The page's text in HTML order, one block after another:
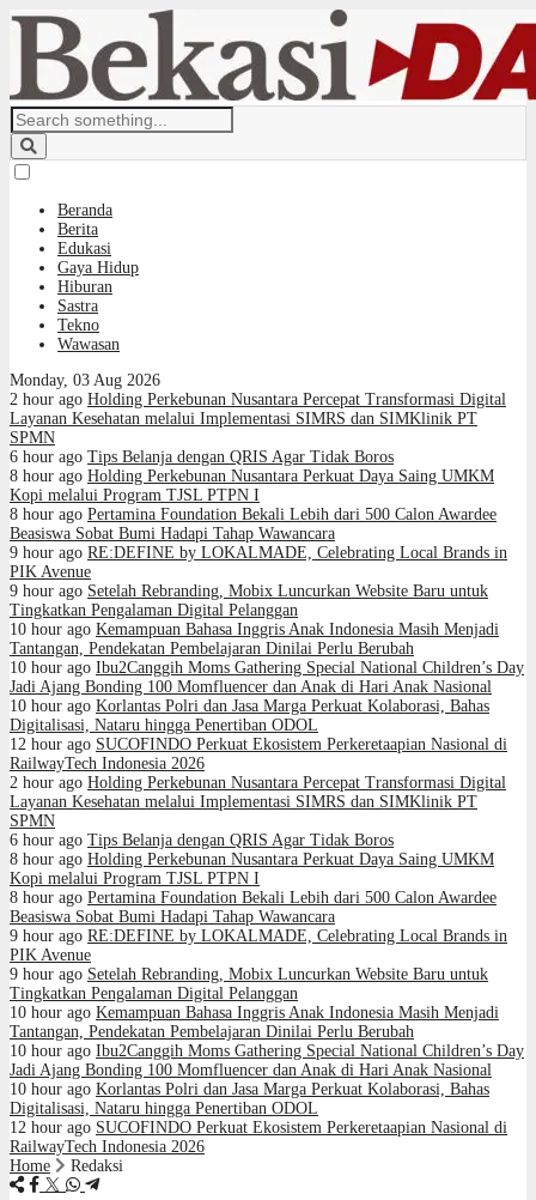
Beranda
Berita
Edukasi
Gaya Hidup
Hiburan
Sastra
Tekno
Wawasan
Monday, 03 Aug 2026
2 hour ago Holding Perkebunan Nusantara Percepat Transformasi Digital
Layanan Kesehatan melalui Implementasi SIMRS dan SIMKlinik PT
SPMN
6 hour ago Tips Belanja dengan QRIS Agar Tidak Boros
8 hour ago Holding Perkebunan Nusantara Perkuat Daya Saing UMKM
Kopi melalui Program TJSL PTPN I
8 hour ago Pertamina Foundation Bekali Lebih dari 500 Calon Awardee
Beasiswa Sobat Bumi Hadapi Tahap Wawancara
9 hour ago RE:DEFINE by LOKALMADE, Celebrating Local Brands in
PIK Avenue
9 hour ago Setelah Rebranding, Mobix Luncurkan Website Baru untuk
Tingkatkan Pengalaman Digital Pelanggan
10 hour ago Kemampuan Bahasa Inggris Anak Indonesia Masih Menjadi
Tantangan, Pendekatan Pembelajaran Dinilai Perlu Berubah
10 hour ago Ibu2Canggih Moms Gathering Special National Children’s Day
Jadi Ajang Bonding 100 Momfluencer dan Anak di Hari Anak Nasional
10 hour ago Korlantas Polri dan Jasa Marga Perkuat Kolaborasi, Bahas
Digitalisasi, Nataru hingga Penertiban ODOL
12 hour ago SUCOFINDO Perkuat Ekosistem Perkeretaapian Nasional di
RailwayTech Indonesia 2026
2 hour ago Holding Perkebunan Nusantara Percepat Transformasi Digital
Layanan Kesehatan melalui Implementasi SIMRS dan SIMKlinik PT
SPMN
6 hour ago Tips Belanja dengan QRIS Agar Tidak Boros
8 hour ago Holding Perkebunan Nusantara Perkuat Daya Saing UMKM
Kopi melalui Program TJSL PTPN I
8 hour ago Pertamina Foundation Bekali Lebih dari 500 Calon Awardee
Beasiswa Sobat Bumi Hadapi Tahap Wawancara
9 hour ago RE:DEFINE by LOKALMADE, Celebrating Local Brands in
PIK Avenue
9 hour ago Setelah Rebranding, Mobix Luncurkan Website Baru untuk
Tingkatkan Pengalaman Digital Pelanggan
10 hour ago Kemampuan Bahasa Inggris Anak Indonesia Masih Menjadi
Tantangan, Pendekatan Pembelajaran Dinilai Perlu Berubah
10 hour ago Ibu2Canggih Moms Gathering Special National Children’s Day
Jadi Ajang Bonding 100 Momfluencer dan Anak di Hari Anak Nasional
10 hour ago Korlantas Polri dan Jasa Marga Perkuat Kolaborasi, Bahas
Digitalisasi, Nataru hingga Penertiban ODOL
12 hour ago SUCOFINDO Perkuat Ekosistem Perkeretaapian Nasional di
RailwayTech Indonesia 2026
Home
Redaksi